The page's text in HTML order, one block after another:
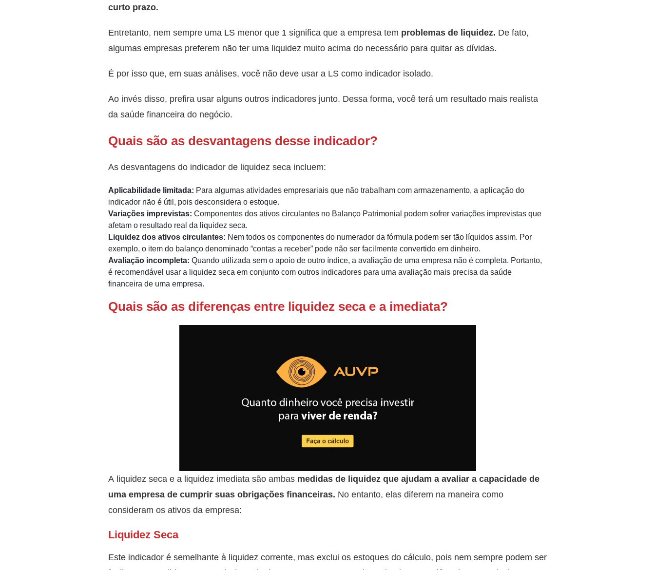
curto prazo.
Entretanto, nem sempre uma LS menor que 1 significa que a empresa tem problemas de liquidez. De fato,
algumas empresas preferem não ter uma liquidez muito acima do necessário para quitar as dívidas.
É por isso que, em suas análises, você não deve usar a LS como indicador isolado.
Ao invés disso, prefira usar alguns outros indicadores junto. Dessa forma, você terá um resultado mais realista
da saúde financeira do negócio.
Quais são as desvantagens desse indicador?
As desvantagens do indicador de liquidez seca incluem:
Aplicabilidade limitada: Para algumas atividades empresariais que não trabalham com armazenamento, a aplicação do
indicador não é útil, pois desconsidera o estoque.
Variações imprevistas: Componentes dos ativos circulantes no Balanço Patrimonial podem sofrer variações imprevistas que
afetam o resultado real da liquidez seca.
Liquidez dos ativos circulantes: Nem todos os componentes do numerador da fórmula podem ser tão líquidos assim. Por
exemplo, o item do balanço denominado “contas a receber” pode não ser facilmente convertido em dinheiro.
Avaliação incompleta: Quando utilizada sem o apoio de outro índice, a avaliação de uma empresa não é completa. Portanto,
é recomendável usar a liquidez seca em conjunto com outros indicadores para uma avaliação mais precisa da saúde
financeira de uma empresa.
Quais são as diferenças entre liquidez seca e a imediata?
A liquidez seca e a liquidez imediata são ambas medidas de liquidez que ajudam a avaliar a capacidade de
uma empresa de cumprir suas obrigações financeiras. No entanto, elas diferem na maneira como
consideram os ativos da empresa:
Liquidez Seca
Este indicador é semelhante à liquidez corrente, mas exclui os estoques do cálculo, pois nem sempre podem ser